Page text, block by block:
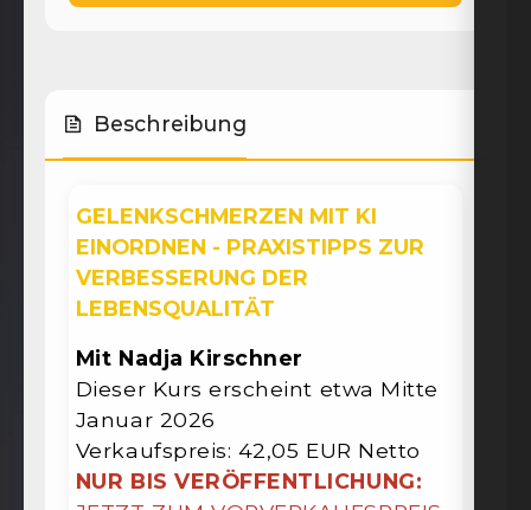
Beschreibung
GELENKSCHMERZEN MIT KI
EINORDNEN - PRAXISTIPPS ZUR
VERBESSERUNG DER
LEBENSQUALITÄT
Mit Nadja Kirschner
Dieser Kurs erscheint etwa Mitte
Januar 2026
Verkaufspreis: 42,05 EUR Netto
NUR BIS VERÖFFENTLICHUNG: